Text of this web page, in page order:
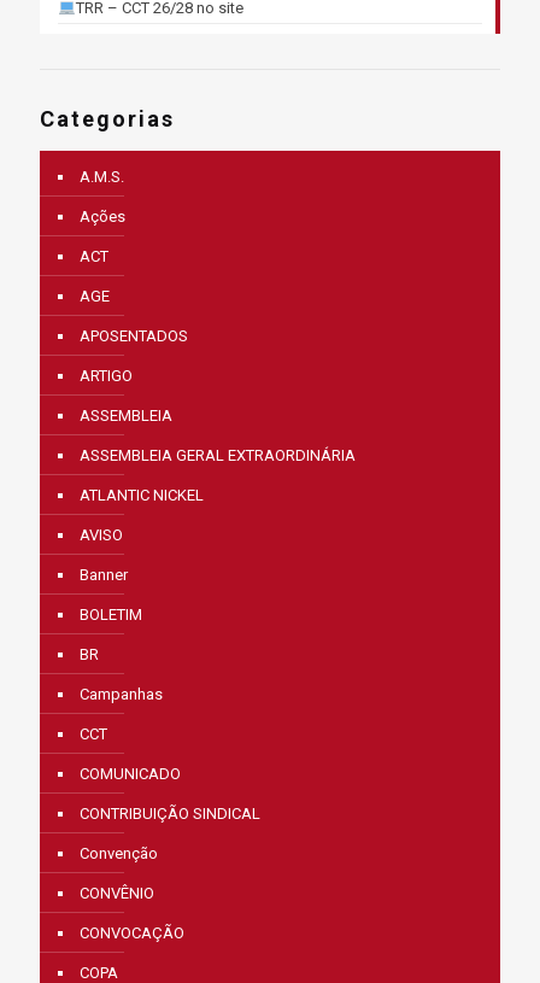
TRR – CCT 26/28 no site
Categorias
A.M.S.
Ações
ACT
AGE
APOSENTADOS
ARTIGO
ASSEMBLEIA
ASSEMBLEIA GERAL EXTRAORDINÁRIA
ATLANTIC NICKEL
AVISO
Banner
BOLETIM
BR
Campanhas
CCT
COMUNICADO
CONTRIBUIÇÃO SINDICAL
Convenção
CONVÊNIO
CONVOCAÇÃO
COPA